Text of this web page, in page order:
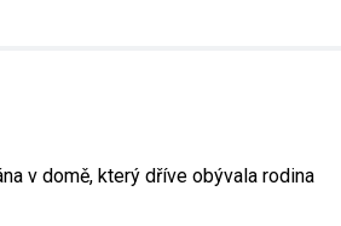
v domě, který dříve obývala rodina